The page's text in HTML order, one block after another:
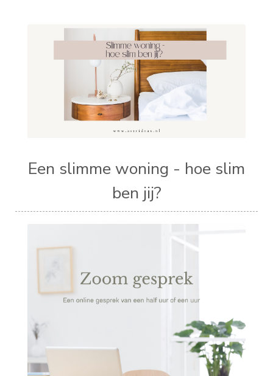
Een slimme woning - hoe slim
ben jij?